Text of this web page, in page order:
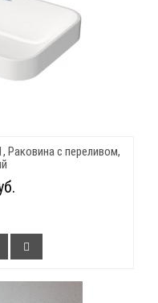
Раковина с переливом,